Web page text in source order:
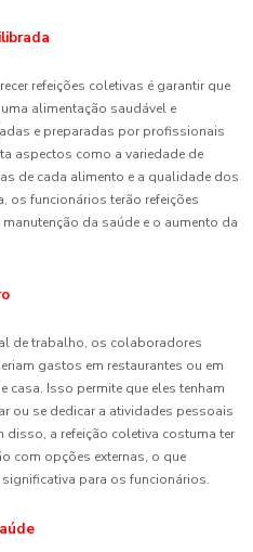
refeições coletivas é garantir que
alimentação saudável e
e preparadas por profissionais
aspectos como a variedade de
de cada alimento e a qualidade dos
os funcionários terão refeições
da saúde e o aumento da
de trabalho, os colaboradores
gastos em restaurantes ou em
casa. Isso permite que eles tenham
ou se dedicar a atividades pessoais
a refeição coletiva costuma ter
com opções externas, o que
para os funcionários.